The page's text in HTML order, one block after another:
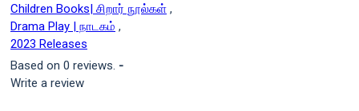
Children Books| சிறார் நூல்கள் ,
Drama Play | நாடகம் ,
2023 Releases
Based on 0 reviews. -
Write a review